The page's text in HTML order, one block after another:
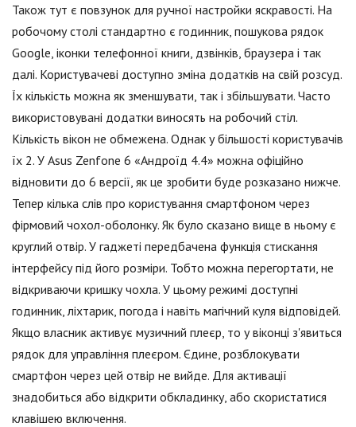
Також тут є повзунок для ручної настройки яскравості. На
робочому столі стандартно є годинник, пошукова рядок
Google, іконки телефонної книги, дзвінків, браузера і так
далі. Користувачеві доступно зміна додатків на свій розсуд.
Їх кількість можна як зменшувати, так і збільшувати. Часто
використовувані додатки виносять на робочий стіл.
Кількість вікон не обмежена. Однак у більшості користувачів
їх 2. У Asus Zenfone 6 «Андроїд 4.4» можна офіційно
відновити до 6 версії, як це зробити буде розказано нижче.
Тепер кілька слів про користування смартфоном через
фірмовий чохол-оболонку. Як було сказано вище в ньому є
круглий отвір. У гаджеті передбачена функція стискання
інтерфейсу під його розміри. Тобто можна перегортати, не
відкриваючи кришку чохла. У цьому режимі доступні
годинник, ліхтарик, погода і навіть магічний куля відповідей.
Якщо власник активує музичний плеєр, то у віконці з'явиться
рядок для управління плеєром. Єдине, розблокувати
смартфон через цей отвір не вийде. Для активації
знадобиться або відкрити обкладинку, або скористатися
клавішею включення.